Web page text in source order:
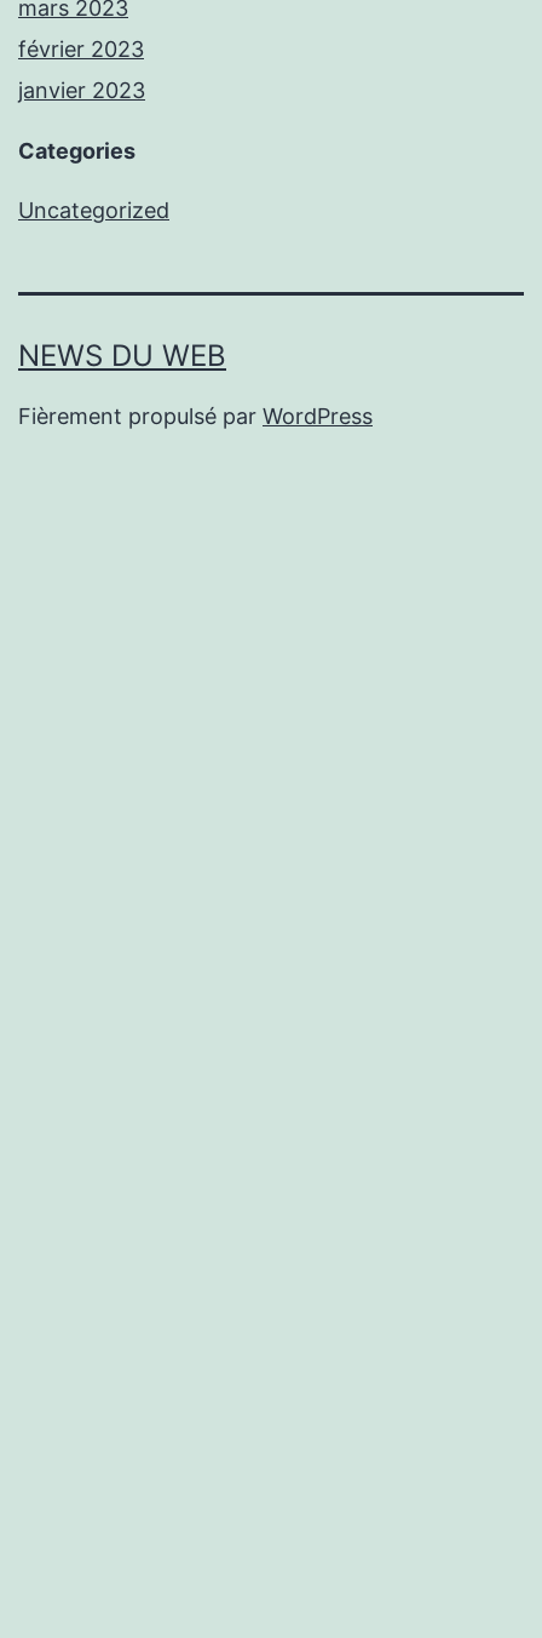
mars 2023
février 2023
janvier 2023
Categories
Uncategorized
NEWS DU WEB
Fièrement propulsé par WordPress